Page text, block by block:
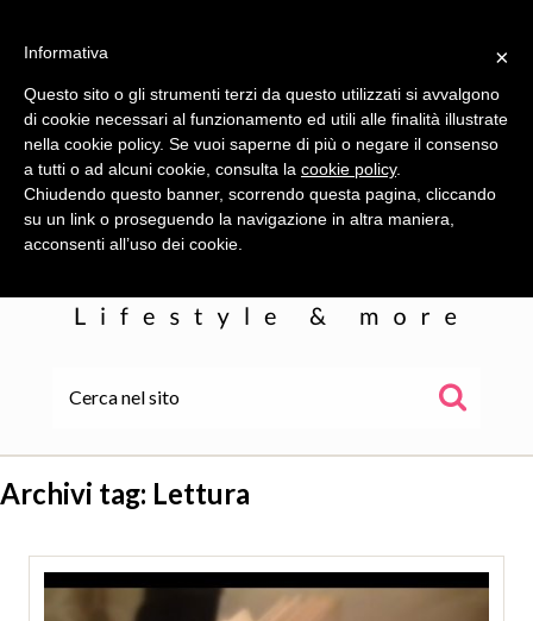
SERVIZI
Archivi tag: Lettura
×
Informativa
Questo sito o gli strumenti terzi da questo utilizzati si avvalgono
di cookie necessari al funzionamento ed utili alle finalità illustrate
nella cookie policy. Se vuoi saperne di più o negare il consenso
a tutti o ad alcuni cookie, consulta la cookie policy.
Chiudendo questo banner, scorrendo questa pagina, cliccando
su un link o proseguendo la navigazione in altra maniera,
acconsenti all’uso dei cookie.